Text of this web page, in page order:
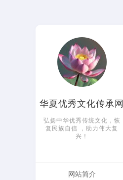
华夏优秀文化传承网
弘扬中华优秀传统文化，恢
复民族自信 ，助力伟大复
兴！
网站简介